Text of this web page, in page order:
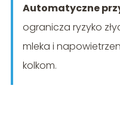
Automatyczne
ogranicza ryzyko
mleka i
kolkom.